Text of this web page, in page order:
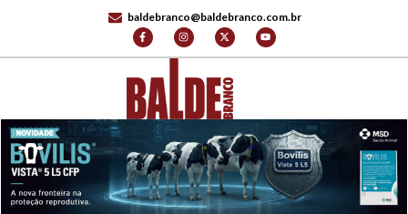
baldebranco@baldebranco.com.br